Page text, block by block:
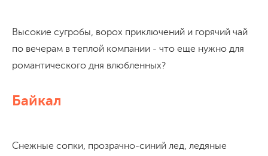
Высокие сугробы, ворох приключений и горячий чай
по вечерам в теплой компании - что еще нужно для
романтического дня влюбленных?
Байкал
Снежные сопки, прозрачно-синий лед, ледяные